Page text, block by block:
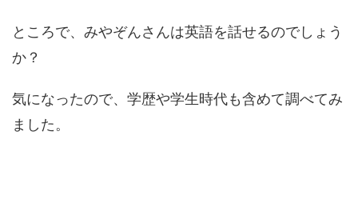
ところで、みやぞんさんは英語を話せるのでしょう
か？
気になったので、学歴や学生時代も含めて調べてみ
ました。